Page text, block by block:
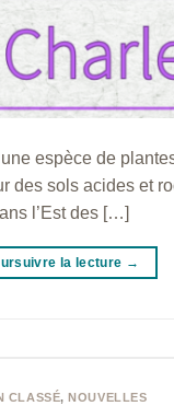
espèce de
sols acides et
l’Est des […]
la lecture →
CLASSÉ,NOUVELLES